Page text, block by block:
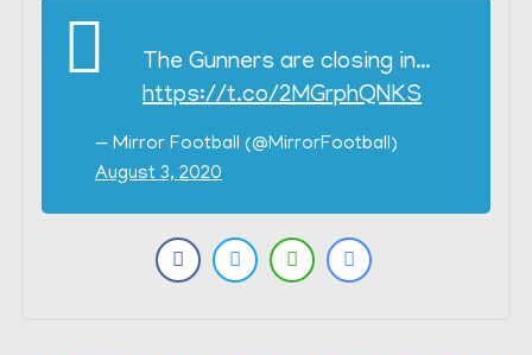
The Gunners are closing in…
https://t.co/2MGrphQNKS
— Mirror Football (@MirrorFootball)
August 3, 2020